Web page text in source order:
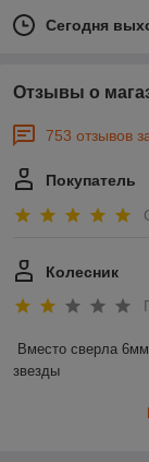
Сегодня
Отзывы о
753 отзывов
Покупатель
Колесник
Вместо сверла
звезды